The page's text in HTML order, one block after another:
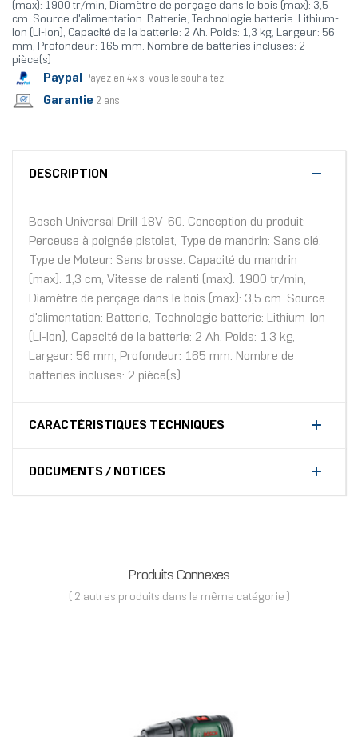
(max): 1900 tr/min, Diamètre de perçage dans le bois (max): 3,5
cm. Source d'alimentation: Batterie, Technologie batterie: Lithium-
Ion (Li-Ion), Capacité de la batterie: 2 Ah. Poids: 1,3 kg, Largeur: 56
mm, Profondeur: 165 mm. Nombre de batteries incluses: 2
pièce(s)
Paypal Payez en 4x si vous le souhaitez
Garantie 2 ans
DESCRIPTION
Bosch Universal Drill 18V-60. Conception du produit:
Perceuse à poignée pistolet, Type de mandrin: Sans clé,
Type de Moteur: Sans brosse. Capacité du mandrin
(max): 1,3 cm, Vitesse de ralenti (max): 1900 tr/min,
Diamètre de perçage dans le bois (max): 3,5 cm. Source
d'alimentation: Batterie, Technologie batterie: Lithium-Ion
(Li-Ion), Capacité de la batterie: 2 Ah. Poids: 1,3 kg,
Largeur: 56 mm, Profondeur: 165 mm. Nombre de
batteries incluses: 2 pièce(s)
CARACTÉRISTIQUES TECHNIQUES
DOCUMENTS / NOTICES
Produits Connexes
( 2 autres produits dans la même catégorie )